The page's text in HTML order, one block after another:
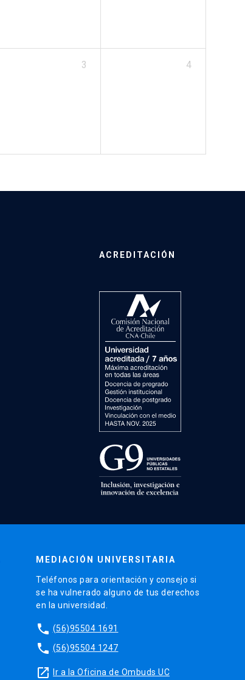
3 4
ACREDITACIÓN
MEDIACIÓN UNIVERSITARIA
Teléfonos para orientación y consejo si
se ha vulnerado alguno de tus derechos
en la universidad.
phone (56)95504 1691
phone (56)95504 1247
launch Ir a la Oficina de Ombuds UC